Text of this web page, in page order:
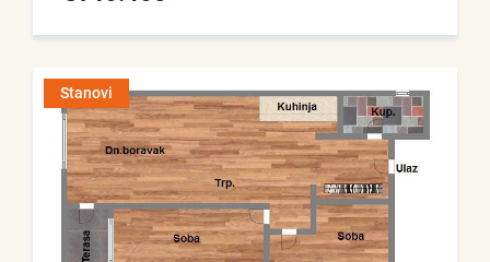
Stanovi